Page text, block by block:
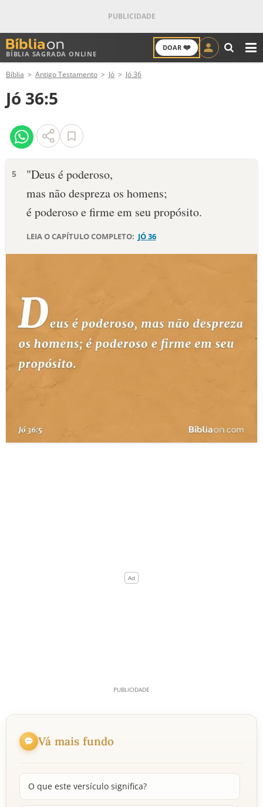
BÍBLIA SAGRADA ONLINE
DOAR ❤️
ANTIGO TESTAMENTO
NOVO TESTAMENTO
VERSÍCULOS
PALAVRA DO DIA
DEVOCIONAL DIÁRIO
ESTUDOS BÍBLICOS
ESBOÇOS DE PREGAÇÃO
TEMAS
TERMO BÍBLICO
Bíblia Antigo Testamento Jó Jó 36
Jó 36:5
5
"Deus é poderoso,
mas não despreza os homens;
é poderoso e firme em seu propósito.
LEIA O CAPÍTULO COMPLETO: JÓ 36
Vá mais fundo
O que este versículo significa?